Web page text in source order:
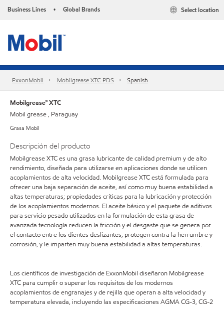
Business Lines • Global Brands Select location
ExxonMobil Mobilgrease XTC PDS Spanish
Mobilgrease™ XTC
Mobil grease , Paraguay
Grasa Mobil
Descripción del producto
Mobilgrease XTC es una grasa lubricante de calidad premium y de alto
rendimiento, diseñada para utilizarse en aplicaciones donde se utilicen
acoplamientos de alta velocidad. Mobilgrease XTC está formulada para
ofrecer una baja separación de aceite, así como muy buena estabilidad a
altas temperaturas; propiedades críticas para la lubricación y protección
de los acoplamientos modernos. El aceite básico y el paquete de aditivos
para servicio pesado utilizados en la formulación de esta grasa de
avanzada tecnología reducen la fricción y el desgaste que se genera por
el contacto entre los dientes deslizantes, protegen contra la herrumbre y
corrosión, y le imparten muy buena estabilidad a altas temperaturas.
Los científicos de investigación de ExxonMobil diseñaron Mobilgrease
XTC para cumplir o superar los requisitos de los modernos
acoplamientos de engranajes y de rejilla que operan a alta velocidad y
temperatura elevada, incluyendo las especificaciones AGMA CG-3, CG-2